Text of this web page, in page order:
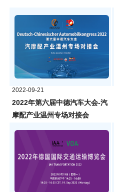
2022-09-21
2022年第六届中德汽车大会-汽
摩配产业温州专场对接会